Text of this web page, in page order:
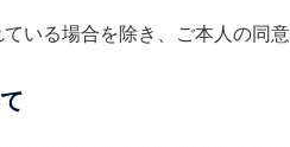
いる場合を除き、ご本人の同